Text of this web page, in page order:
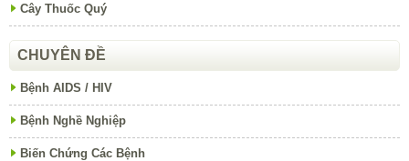
Cây Thuốc Quý
CHUYÊN ĐỀ
Bệnh AIDS / HIV
Bệnh Nghề Nghiệp
Biến Chứng Các Bệnh